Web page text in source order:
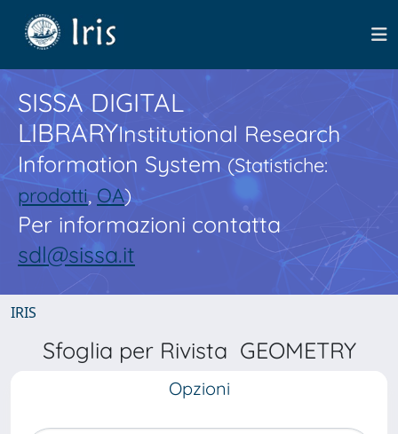
SISSA DIGITAL
LIBRARYInstitutional Research
Information System(Statistiche:
prodotti,OA)
Per informazioni contatta
sdl@sissa.it
IRIS
Sfoglia per Rivista GEOMETRY
Opzioni